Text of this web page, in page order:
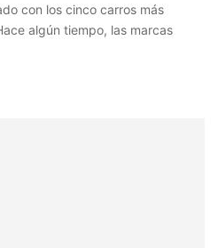
con los cinco carros más
algún tiempo, las marcas